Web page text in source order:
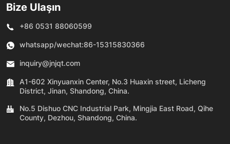
Bize Ulaşın
+86 0531 88060599
whatsapp/wechat:86-15315830366
inquiry@jnjqt.com
A1-602 Xinyuanxin Center, No.3 Huaxin street, Licheng
District, Jinan, Shandong, China.
No.5 Dishuo CNC Industrial Park, Mingjia East Road, Qihe
County, Dezhou, Shandong, China.